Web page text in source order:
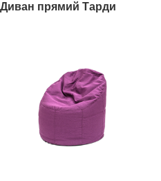
Диван прямий Тарди